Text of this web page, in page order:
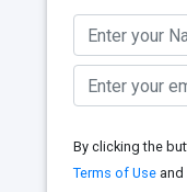
By clicking the
Terms of Use and